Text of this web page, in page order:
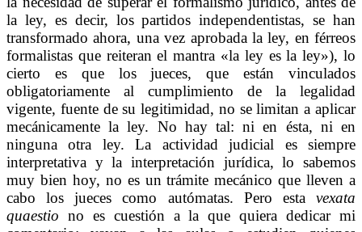
la ley, es decir, los partidos independentistas, se han
transformado ahora, una vez aprobada la ley, en férreos
formalistas que reiteran el mantra «la ley es la ley»), lo
cierto es que los jueces, que están vinculados
obligatoriamente al cumplimiento de la legalidad
vigente, fuente de su legitimidad, no se limitan a aplicar
mecánicamente la ley. No hay tal: ni en ésta, ni en
ninguna otra ley. La actividad judicial es siempre
interpretativa y la interpretación jurídica, lo sabemos
muy bien hoy, no es un trámite mecánico que lleven a
cabo los jueces como autómatas. Pero esta vexata
quaestio no es cuestión a la que quiera dedicar mi